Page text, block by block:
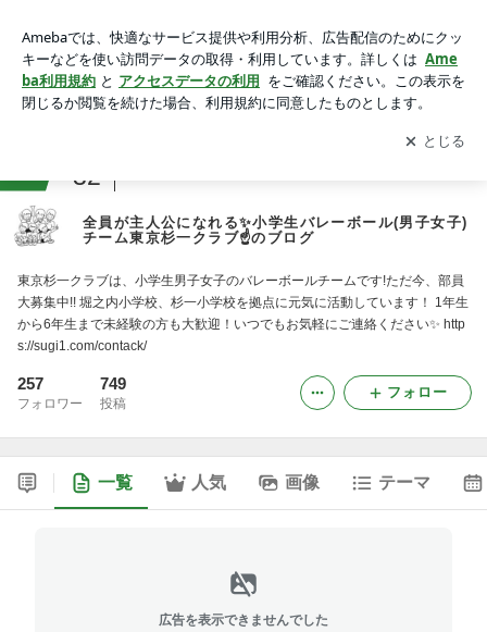
東京杉一クラブ☝️のブログ
アプリをダウンロードして ブログの更新通知
を受け取りまし
ょう。
開く
32
全員が主人公になれる✨小学生バレーボール(男子女子)
チーム東京杉一クラブ☝️のブログ
東京杉一クラブは、小学生男子女子のバレーボールチームです!ただ今、部員
大募集中!! 堀之内小学校、杉一小学校を拠点に元気に活動しています！ 1年生
から6年生まで未経験の方も大歓迎！いつでもお気軽にご連絡ください✨ http
s://sugi1.com/contack/
257
フォロワー
749
投稿
フォロー
一覧 人気 画像 テーマ
広告を表示できませんでした